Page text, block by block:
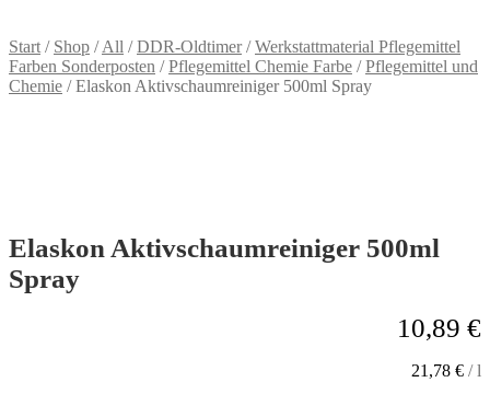
Start / Shop /All /DDR-Oldtimer/Werkstattmaterial Pflegemittel
Farben Sonderposten /Pflegemittel Chemie Farbe /Pflegemittel und
Chemie /Elaskon Aktivschaumreiniger 500ml Spray
Elaskon Aktivschaumreiniger 500ml
Spray
10,89 €
21,78 € /l